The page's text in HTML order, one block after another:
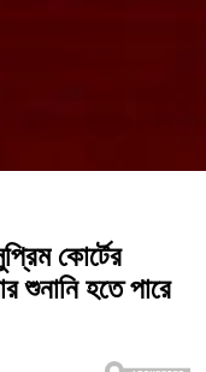
কোর্টের
শুনানি হতে পারে